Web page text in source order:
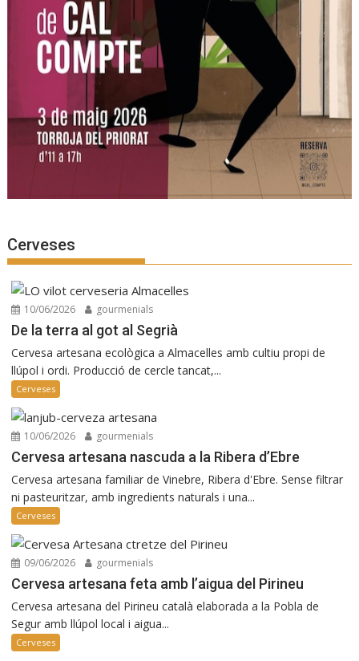
Cerveses
10/06/2026 gourmenials
De la terra al got al Segrià
Cervesa artesana ecològica a Almacelles amb cultiu propi de
llúpol i ordi. Producció de cercle tancat,...
Cerveses
10/06/2026 gourmenials
Cervesa artesana nascuda a la Ribera d’Ebre
Cervesa artesana familiar de Vinebre, Ribera d'Ebre. Sense filtrar
ni pasteuritzar, amb ingredients naturals i una...
Cerveses
09/06/2026 gourmenials
Cervesa artesana feta amb l’aigua del Pirineu
Cervesa artesana del Pirineu català elaborada a la Pobla de
Segur amb llúpol local i aigua...
Cerveses